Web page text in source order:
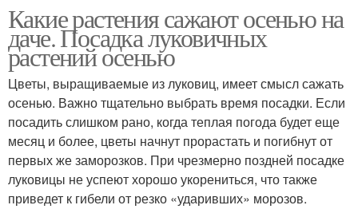
Какие растения сажают осенью на
даче. Посадка луковичных
растений осенью
Цветы, выращиваемые из луковиц, имеет смысл сажать
осенью. Важно тщательно выбрать время посадки. Если
посадить слишком рано, когда теплая погода будет еще
месяц и более, цветы начнут прорастать и погибнут от
первых же заморозков. При чрезмерно поздней посадке
луковицы не успеют хорошо укорениться, что также
приведет к гибели от резко «ударивших» морозов.